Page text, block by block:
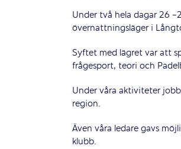
Under två hela dagar 26 -
övernattningsläger i
Syftet med lägret var att
frågesport, teori och
Under våra aktiviteter
region.
Även våra ledare gavs
klubb.